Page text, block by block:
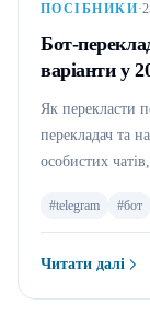
ПОСІБНИКИ·
Бот-
варіанти у
Як перекласти
перекладач та
особистих
#telegram #бот
Читати далі
:Бот-